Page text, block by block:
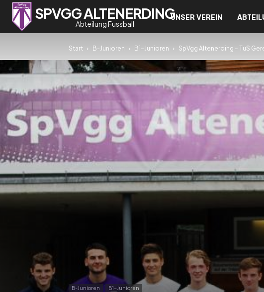
SPVGG ALTENERDING
Abteilung Fussball
UNSER VEREIN
Start B-Junioren B1-Junioren SpVgg Altenerding – TuS
B-Junioren B1-Junioren